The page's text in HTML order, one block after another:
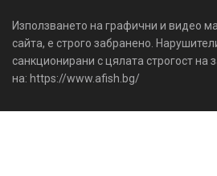
Използването на графични и видео
сайта, е строго забранено.
санкционирани с цялата строгост на
на: https://www.afish.bg/